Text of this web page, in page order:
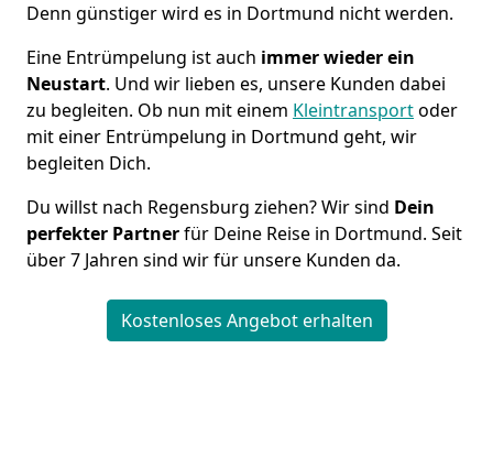
Denn günstiger wird es in Dortmund nicht werden.
Eine Entrümpelung ist auch immer wieder ein
Neustart. Und wir lieben es, unsere Kunden dabei
zu begleiten. Ob nun mit einem Kleintransportoder
mit einer Entrümpelung in Dortmund geht, wir
begleiten Dich.
Du willst nach Regensburg ziehen? Wir sind Dein
perfekter Partnerfür Deine Reise in Dortmund. Seit
über 7 Jahren sind wir für unsere Kunden da.
Kostenloses Angebot erhalten